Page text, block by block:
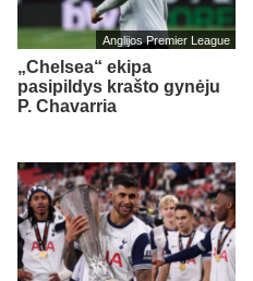
Anglijos Premier League
„Chelsea“ ekipa
pasipildys krašto gynėju
P. Chavarria